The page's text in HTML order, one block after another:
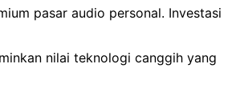
pasar audio personal. Investasi
nilai teknologi canggih yang